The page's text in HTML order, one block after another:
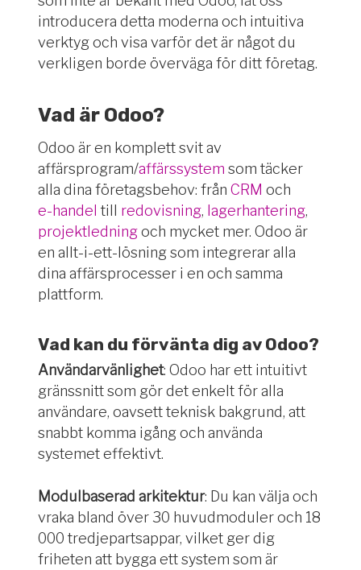
introducera detta moderna och intuitiva
verktyg och visa varför det är något du
verkligen borde överväga för ditt företag.
Vad är Odoo?
Odoo är en komplett svit av
affärsprogram/affärssystem som täcker
alla dina företagsbehov: från CRM och
e-handel till redovisning, lagerhantering,
projektledningoch mycket mer. Odoo är
en allt-i-ett-lösning som integrerar alla
dina affärsprocesser i en och samma
plattform.
Vad kan du förvänta dig av Odoo?
Användarvänlighet: Odoo har ett intuitivt
gränssnitt som gör det enkelt för alla
användare, oavsett teknisk bakgrund, att
snabbt komma igång och använda
systemet effektivt.
Modulbaserad arkitektur: Du kan välja och
vraka bland över 30 huvudmoduler och 18
000 tredjepartsappar, vilket ger dig
friheten att bygga ett system som är